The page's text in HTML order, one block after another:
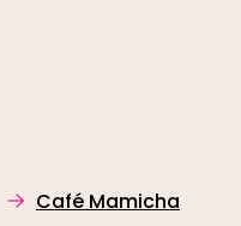
Café Mamicha